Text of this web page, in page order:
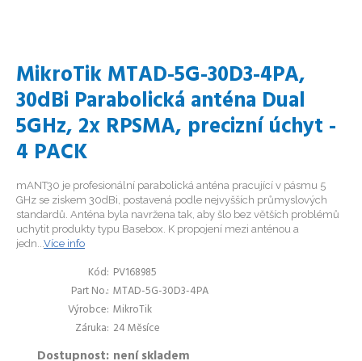
MikroTik MTAD-5G-30D3-4PA,
30dBi Parabolická anténa Dual
5GHz, 2x RPSMA, precizní úchyt -
4 PACK
mANT30 je profesionální parabolická anténa pracující v pásmu 5
GHz se ziskem 30dBi, postavená podle nejvyšších průmyslových
standardů. Anténa byla navržena tak, aby šlo bez větších problémů
uchytit produkty typu Basebox. K propojení mezi anténou a
jedn...Více info
Kód PV168985
Part No. MTAD-5G-30D3-4PA
Výrobce MikroTik
Záruka 24 Měsíce
Dostupnost není skladem